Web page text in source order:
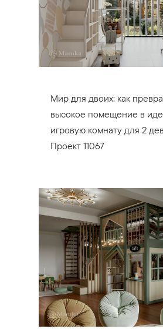
Мир для двоих: как
высокое помещение в
игровую комнату для 2
Проект 11067